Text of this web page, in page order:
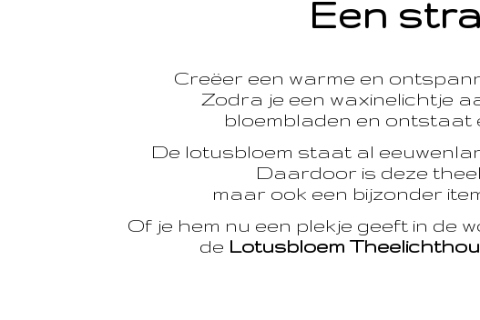
Een
Creëer een warme en
Zodra je een waxinelichtje
bloembladen en ontstaat
De lotusbloem staat al
Daardoor is deze
maar ook een bijzonder
Of je hem nu een plekje geeft in de
de Lotusbloem